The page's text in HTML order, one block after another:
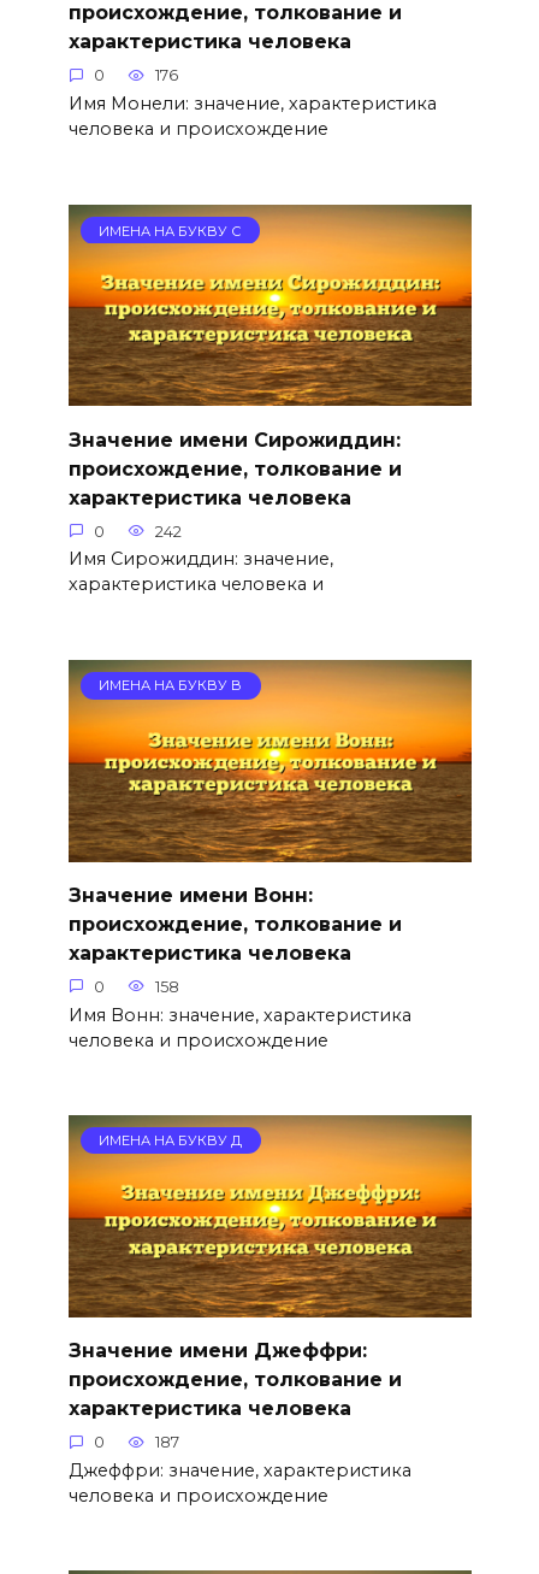
происхождение, толкование и
характеристика человека
0 176
Имя Монели: значение, характеристика
человека и происхождение
ИМЕНА НА БУКВУ С
Значение имени Сирожиддин:
происхождение, толкование и
характеристика человека
0 242
Имя Сирожиддин: значение,
характеристика человека и
ИМЕНА НА БУКВУ В
Значение имени Вонн:
происхождение, толкование и
характеристика человека
0 158
Имя Вонн: значение, характеристика
человека и происхождение
ИМЕНА НА БУКВУ Д
Значение имени Джеффри:
происхождение, толкование и
характеристика человека
0 187
Джеффри: значение, характеристика
человека и происхождение